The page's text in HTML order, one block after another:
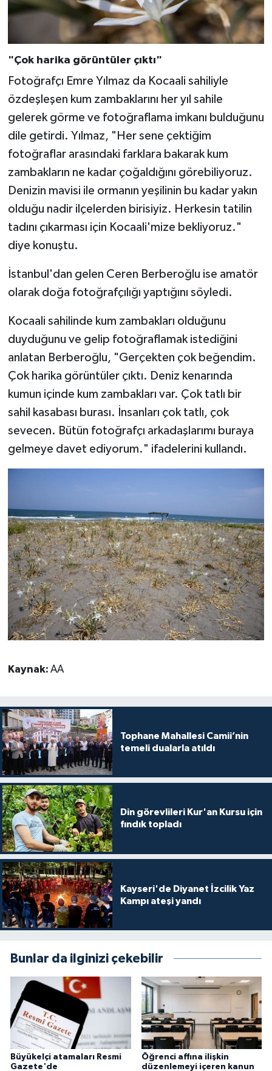
"Çok harika görüntüler çıktı"
Fotoğrafçı Emre Yılmaz da Kocaali sahiliyle
özdeşleşen kum zambaklarını her yıl sahile
gelerek görme ve fotoğraflama imkanı bulduğunu
dile getirdi. Yılmaz, "Her sene çektiğim
fotoğraflar arasındaki farklara bakarak kum
zambakların ne kadar çoğaldığını görebiliyoruz.
Denizin mavisi ile ormanın yeşilinin bu kadar yakın
olduğu nadir ilçelerden birisiyiz. Herkesin tatilin
tadını çıkarması için Kocaali'mize bekliyoruz."
diye konuştu.
İstanbul'dan gelen Ceren Berberoğlu ise amatör
olarak doğa fotoğrafçılığı yaptığını söyledi.
Kocaali sahilinde kum zambakları olduğunu
duyduğunu ve gelip fotoğraflamak istediğini
anlatan Berberoğlu, "Gerçekten çok beğendim.
Çok harika görüntüler çıktı. Deniz kenarında
kumun içinde kum zambakları var. Çok tatlı bir
sahil kasabası burası. İnsanları çok tatlı, çok
sevecen. Bütün fotoğrafçı arkadaşlarımı buraya
gelmeye davet ediyorum." ifadelerini kullandı.
Kaynak: AA
Tophane Mahallesi Camii’nin
temeli dualarla atıldı
Din görevlileri Kur'an Kursu için
fındık topladı
Kayseri'de Diyanet İzcilik Yaz
Kampı ateşi yandı
Bunlar da ilginizi çekebilir
Büyükelçi atamaları Resmi
Gazete'de
Öğrenci affına ilişkin
düzenlemeyi içeren kanun
Niğde Müftülüğü
Ordu Müftülüğü
Rize Müftülüğü
Sakarya Müftülüğü
Samsun Müftülüğü
Siirt Müftülüğü
Sinop Müftülüğü
Şanlıurfa Müftülüğü
Şırnak Müftülüğü
Tekirdağ Müftülüğü
Tokat Müftülüğü
Trabzon Müftülüğü
Tunceli Müftülüğü
Van Müftülüğü
Yalova Müftülüğü
Yozgat Müftülüğü
Zonguldak Müftülüğü